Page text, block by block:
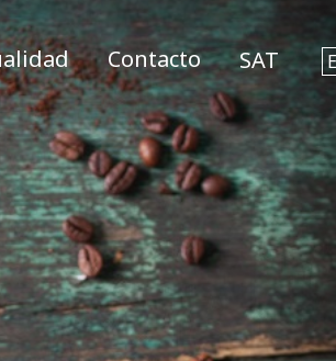
Contacto SAT